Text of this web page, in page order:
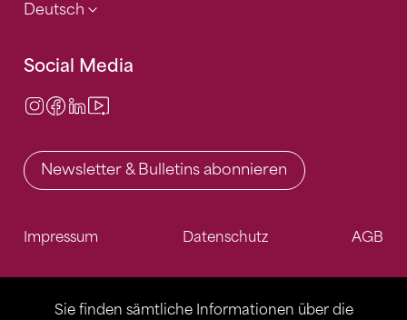
Sie finden sämtliche Informationen über die
Deutsch
Social Media
Instagram
Facebook
LinkedIn
Newsletter & Bulletins abonnieren
Impressum Datenschutz AGB